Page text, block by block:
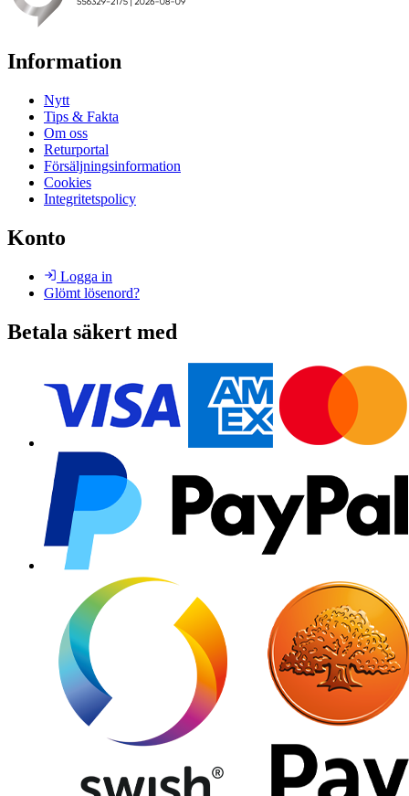
Information
Nytt
Tips & Fakta
Om oss
Returportal
Försäljningsinformation
Cookies
Integritetspolicy
Konto
Logga in
Glömt lösenord?
Betala säkert med